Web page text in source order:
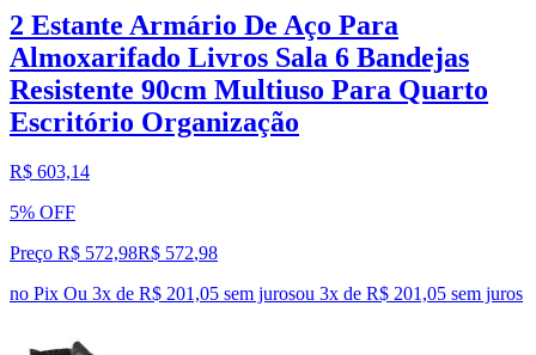
2 Estante Armário De Aço Para
Almoxarifado Livros Sala 6 Bandejas
Resistente 90cm Multiuso Para Quarto
Escritório Organização
R$ 603,14
5% OFF
Preço R$ 572,98R$ 572,98
no Pix Ou 3x de R$ 201,05 sem jurosou 3x de R$ 201,05 sem juros